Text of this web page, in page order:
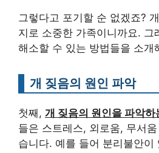
그렇다고 포기할 순 없겠죠?
지로 소중한 가족이니까요. 그
해소할 수 있는 방법들을 소개
개 짖음의 원인 파악
첫째, 개 짖음의 원인을 파악하
들은 스트레스, 외로움, 무서
습니다. 예를 들어 분리불안이